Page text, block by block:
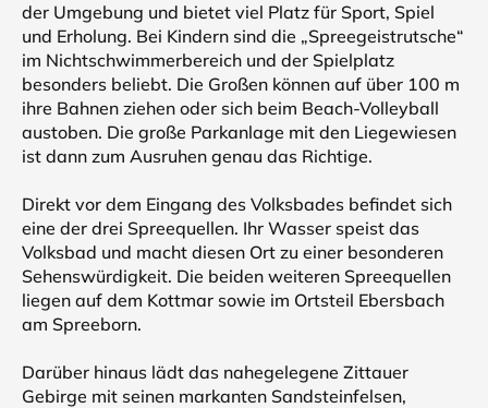
der Umgebung und bietet viel Platz für Sport, Spiel
und Erholung. Bei Kindern sind die „Spreegeistrutsche“
im Nichtschwimmerbereich und der Spielplatz
besonders beliebt. Die Großen können auf über 100 m
ihre Bahnen ziehen oder sich beim Beach-Volleyball
austoben. Die große Parkanlage mit den Liegewiesen
ist dann zum Ausruhen genau das Richtige.
Direkt vor dem Eingang des Volksbades befindet sich
eine der drei Spreequellen. Ihr Wasser speist das
Volksbad und macht diesen Ort zu einer besonderen
Sehenswürdigkeit. Die beiden weiteren Spreequellen
liegen auf dem Kottmar sowie im Ortsteil Ebersbach
am Spreeborn.
Darüber hinaus lädt das nahegelegene Zittauer
Gebirge mit seinen markanten Sandsteinfelsen,